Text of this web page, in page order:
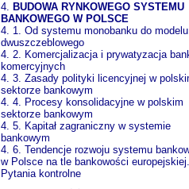
4. BUDOWA RYNKOWEGO SYSTEMU
BANKOWEGO W POLSCE
4. 1. Od systemu monobanku do modelu
dwuszczeblowego
4. 2. Komercjalizacja i prywatyzacja
komercyjnych
4. 3. Zasady polityki licencyjnej w
sektorze bankowym
4. 4. Procesy konsolidacyjne w polskim
sektorze bankowym
4. 5. Kapitał zagraniczny w systemie
bankowym
4. 6. Tendencje rozwoju systemu
w Polsce na tle bankowości
Pytania kontrolne